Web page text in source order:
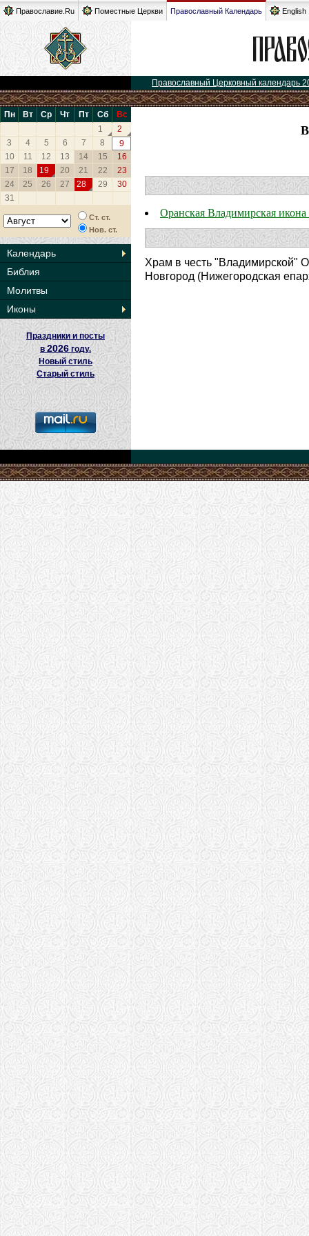
Православие.Ru Поместные Церкви Православный Календарь English
Православный Церковный календарь
Пн Вт Ср Чт Пт Сб
Вс
1
2
3
4 5 6 7 8
9
10
11 12 13 14 15
16
17
18 19 20 21 22
23
24
25 26 27 28 29
30
31
Ст. ст.
Нов. ст.
Календарь
Библия
Молитвы
Иконы
Праздники и посты
в2026 году.
Новый стиль
Старый стиль
Оранская Владимирская
Храм в честь "Владимирской"
Новгород (Нижегородская